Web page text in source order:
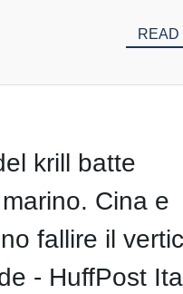
READ
krill batte
Cina e
fallire il
- HuffPost